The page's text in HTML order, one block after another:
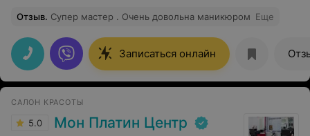
Отзыв. Супер мастер . Очень довольна маникюром Еще
Записаться онлайн
САЛОН КРАСОТЫ
5.0 Мон Платин Центр